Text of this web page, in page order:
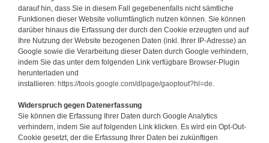
darauf hin, dass Sie in diesem Fall gegebenenfalls nicht sämtliche
Funktionen dieser Website vollumfänglich nutzen können. Sie können
darüber hinaus die Erfassung der durch den Cookie erzeugten und auf
Ihre Nutzung der Website bezogenen Daten (inkl. Ihrer IP-Adresse) an
Google sowie die Verarbeitung dieser Daten durch Google verhindern,
indem Sie das unter dem folgenden Link verfügbare Browser-Plugin
herunterladen und
installieren: https://tools.google.com/dlpage/gaoptout?hl=de.
Widerspruch gegen Datenerfassung
Sie können die Erfassung Ihrer Daten durch Google Analytics
verhindern, indem Sie auf folgenden Link klicken. Es wird ein Opt-Out-
Cookie gesetzt, der die Erfassung Ihrer Daten bei zukünftigen